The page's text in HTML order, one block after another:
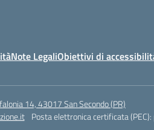
Note LegaliObiettivi di
14, 43017 San Secondo (PR)
Posta elettronica certificata (PEC):